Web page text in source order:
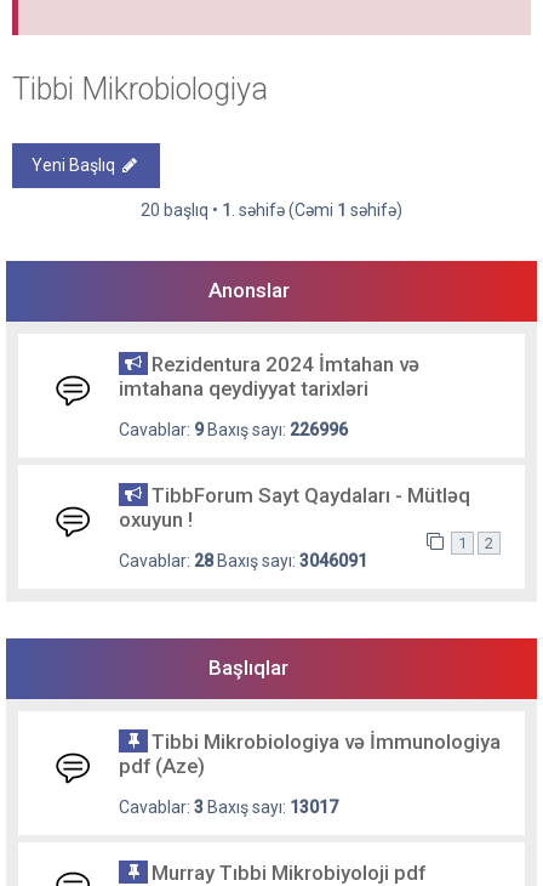
Tibbi Mikrobiologiya
Yeni Başlıq
20 başlıq • 1 . səhifə (Cəmi 1 səhifə)
Anonslar
Rezidentura 2024 İmtahan və
imtahana qeydiyyat tarixləri
Cavablar: 9Baxış sayı: 226996
TibbForum Sayt Qaydaları - Mütləq
oxuyun !
Cavablar: 28Baxış sayı: 3046091
1 2
Başlıqlar
Tibbi Mikrobiologiya və İmmunologiya
pdf (Aze)
Cavablar: 3 Baxış sayı: 13017
Murray Tıbbi Mikrobiyoloji pdf